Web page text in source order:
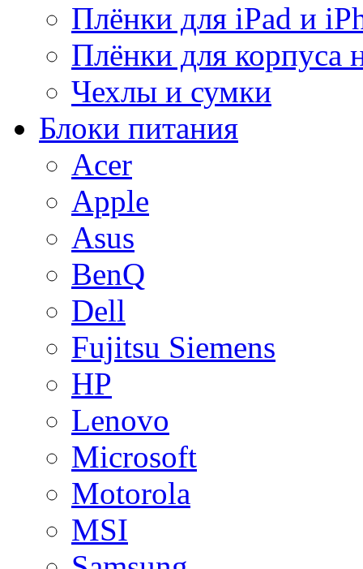
Плёнки для iPad и
Плёнки для корпуса
Чехлы и сумки
Блоки питания
Acer
Apple
Asus
BenQ
Dell
Fujitsu Siemens
HP
Lenovo
Microsoft
Motorola
MSI